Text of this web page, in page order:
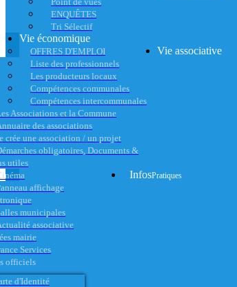
ENQUÊTES
Tri Sélectif
Vie économique
OFFRES D'EMPLOI
Liste des professionnels
Les producteurs locaux
Compétences communales
Compétences intercommunales
Vie associative
Associations et la Commune
des associations
crée une association / un projet
obligatoires, Documents &
utiles
affichage
municipales
associative
InfosPratiques
mairie
Services
officiels
d'Identité